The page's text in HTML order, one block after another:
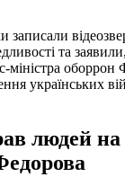
записали
та
міністра
українських
людей